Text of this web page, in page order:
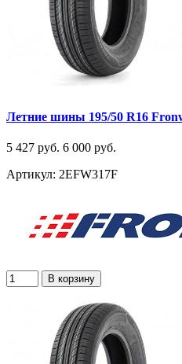
Летние шины 195/50 R16
5 427 руб. 6 000 руб.
Артикул: 2EFW317F
В корзину